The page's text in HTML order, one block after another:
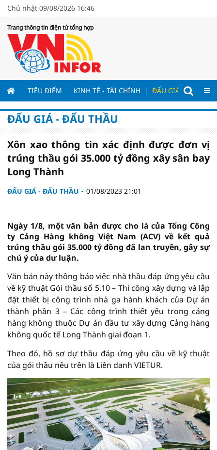
Chủ nhật 09/08/2026 16:46
Trang thông tin điện tử tổng hợp
TIÊU ĐIỂM KINH TẾ - TÀI CHÍNH ĐẤU GIÁ - ĐẤU
ĐẤU GIÁ - ĐẤU THẦU
Xôn xao thông tin xác định được đơn vị
trúng thầu gói 35.000 tỷ đồng xây sân bay
Long Thành
ĐẤU GIÁ - ĐẤU THẦU 01/08/2023 21:01
Ngày 1/8, một văn bản được cho là của Tổng Công
ty Cảng Hàng không Việt Nam (ACV) về kết quả
trúng thầu gói 35.000 tỷ đồng đã lan truyền, gây sự
chú ý của dư luận.
Văn bản này thông báo việc nhà thầu đáp ứng yêu cầu
về kỹ thuật Gói thầu số 5.10 – Thi công xây dựng và lắp
đặt thiết bị công trình nhà ga hành khách của Dự án
thành phần 3 – Các công trình thiết yếu trong cảng
hàng không thuộc Dự án đầu tư xây dựng Cảng hàng
không quốc tế Long Thành giai đoạn 1.
Theo đó, hồ sơ dự thầu đáp ứng yêu cầu về kỹ thuật
của gói thầu nêu trên là Liên danh VIETUR.